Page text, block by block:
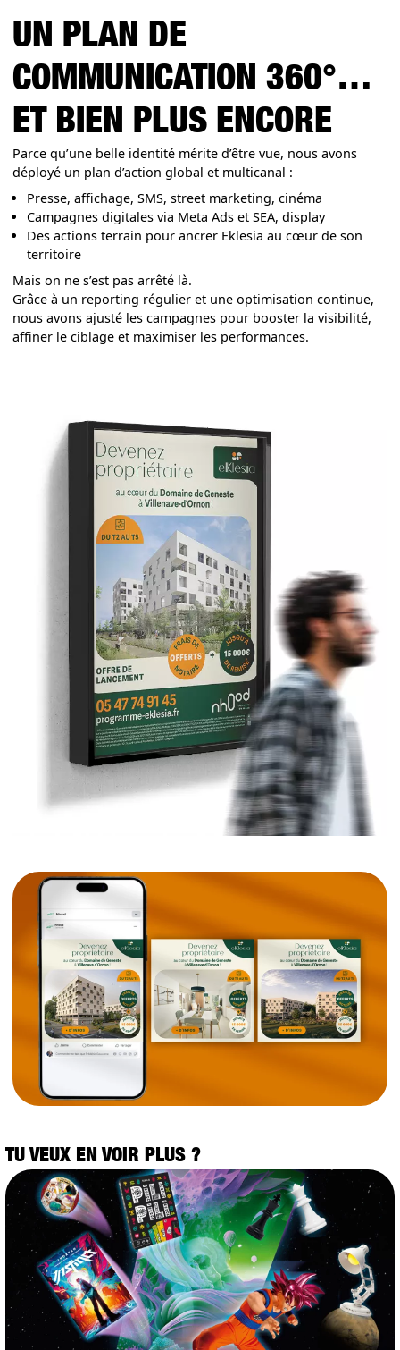
UN PLAN DE
COMMUNICATION 360°…
ET BIEN PLUS ENCORE
Parce qu’une belle identité mérite d’être vue, nous avons
déployé un plan d’action global et multicanal :
Presse, affichage, SMS, street marketing, cinéma
Campagnes digitales via Meta Ads et SEA, display
Des actions terrain pour ancrer Eklesia au cœur de son
territoire
Mais on ne s’est pas arrêté là.
Grâce à un reporting régulier et une optimisation continue,
nous avons ajusté les campagnes pour booster la visibilité,
affiner le ciblage et maximiser les performances.
TU VEUX EN VOIR PLUS ?